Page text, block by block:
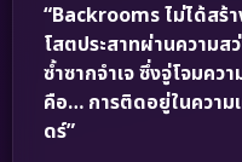
“Backrooms ไม่ได้สร้
โสตประสาทผ่านความส
ซ้ำซากจำเจ ซึ่งจู่โจมค
คือ… การติดอยู่ในความ
ดร์”